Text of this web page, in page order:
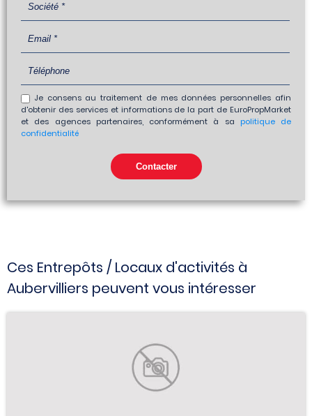
Je consens au traitement de mes données personnelles afin
d'obtenir des services et informations de la part de EuroPropMarket
et des agences partenaires, conformément à sa politique de
confidentialité
Ces Entrepôts / Locaux d'activités à
Aubervilliers peuvent vous intéresser